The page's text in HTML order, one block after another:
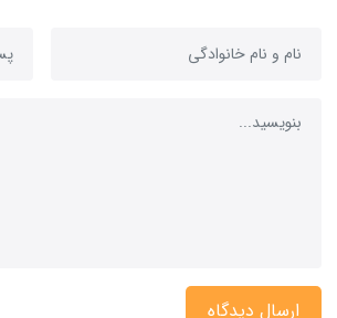
ارسال دیدگاه